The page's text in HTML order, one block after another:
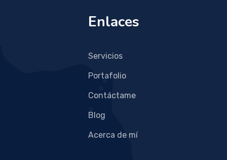
Enlaces
Servicios
Portafolio
Contáctame
Blog
Acerca de mí